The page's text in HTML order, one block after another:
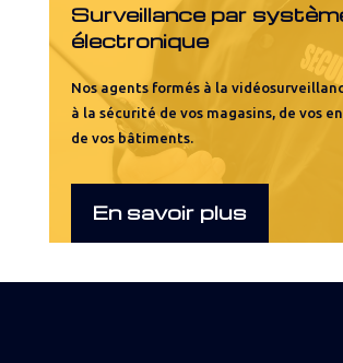
Surveillance par
électronique
Nos agents formés à la
à la sécurité de vos magasins, de vos
de vos bâtiments.
En savoir plus